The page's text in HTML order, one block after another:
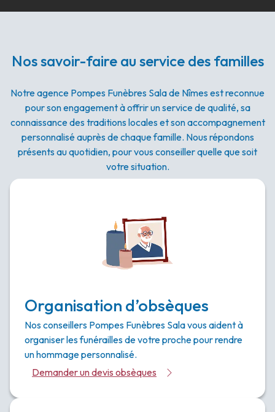
Nos savoir-faire au service des familles
Notre agence Pompes Funèbres Sala de Nîmes est reconnue
pour son engagement à offrir un service de qualité, sa
connaissance des traditions locales et son accompagnement
personnalisé auprès de chaque famille. Nous répondons
présents au quotidien, pour vous conseiller quelle que soit
votre situation.
Organisation d’obsèques
Nos conseillers Pompes Funèbres Sala vous aident à
organiser les funérailles de votre proche pour rendre
un hommage personnalisé.
Demander un devis obsèques